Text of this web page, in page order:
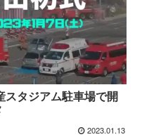
スタジアム駐車場で開
2023.01.13